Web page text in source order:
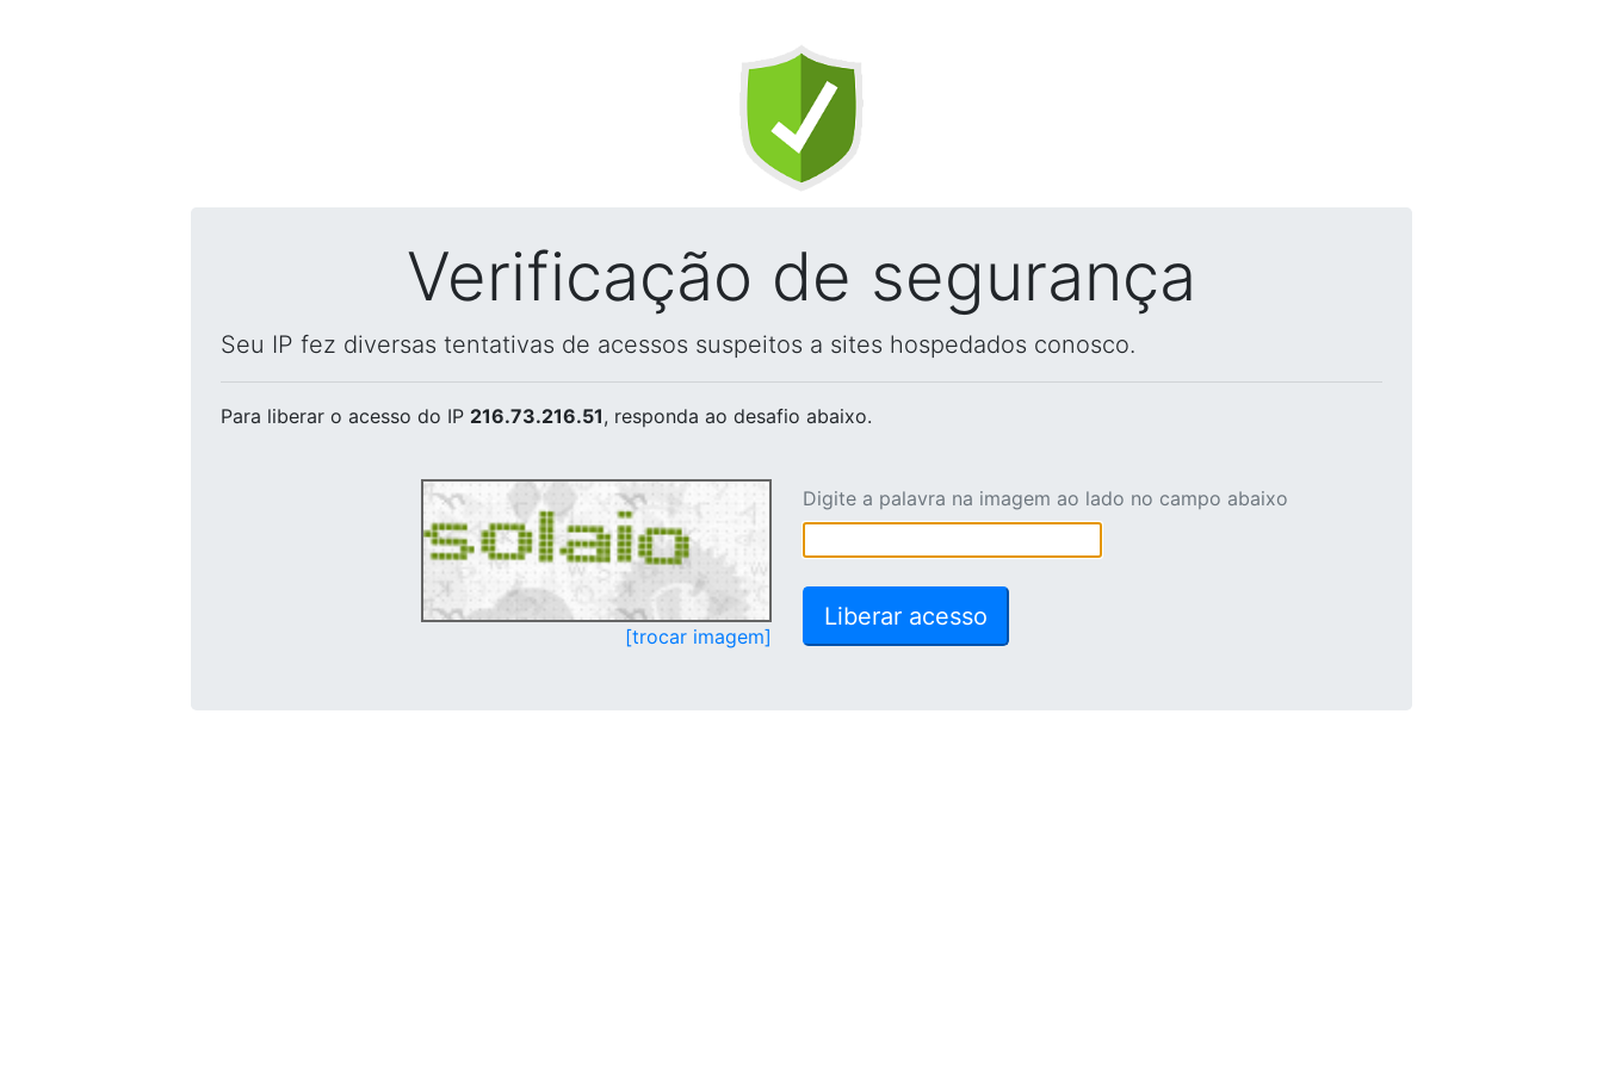
Verificação de segurança
Seu IP fez diversas tentativas de acessos suspeitos a sites hospedados conosco.
Para liberar o acesso do IP 216.73.216.51, responda ao desafio abaixo.
[trocar imagem]
Digite a palavra na imagem ao lado no campo abaixo